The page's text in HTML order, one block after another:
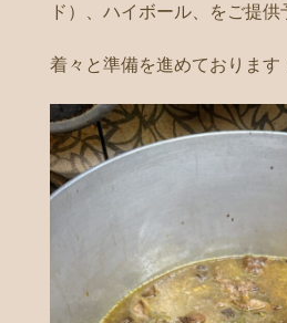
ド）、ハイボール、をご提供
着々と準備を進めております